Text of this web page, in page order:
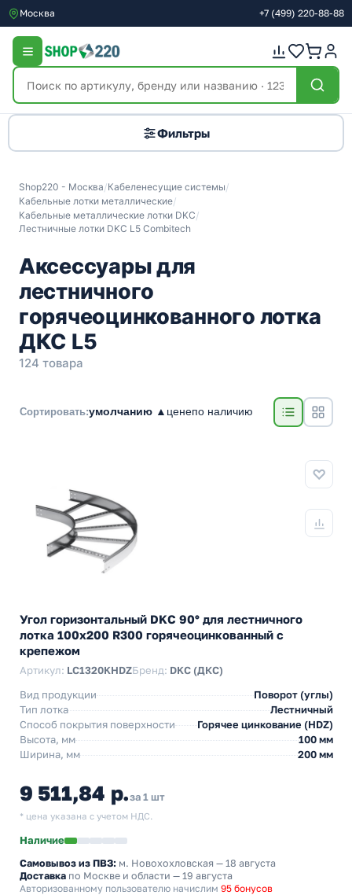
Москва +7 (499) 220-88-88
Фильтры
Shop220 - Москва/Кабеленесущие системы/
Кабельные лотки металлические/
Кабельные металлические лотки DKC/
Лестничные лотки DKC L5 Combitech
Аксессуары для
лестничного
горячеоцинкованного лотка
ДКС L5
124 товара
Сортировать:умолчанию ▲ ценепо наличию
Угол горизонтальный DKC 90° для лестничного
лотка 100х200 R300 горячеоцинкованный c
крепежом
Артикул: LC1320KHDZБренд: DKC (ДКС)
Вид продукции
Поворот (углы)
Тип лотка
Лестничный
Способ покрытия поверхности
Горячее цинкование (HDZ)
Высота, мм
100 мм
Ширина, мм
200 мм
9 511,84 р.за 1 шт
* цена указана с учетом НДС.
Наличие
Самовывоз из ПВЗ: м. Новохохловская — 18 августа
Доставка по Москве и области — 19 августа
Авторизованному пользователю начислим 95 бонусов